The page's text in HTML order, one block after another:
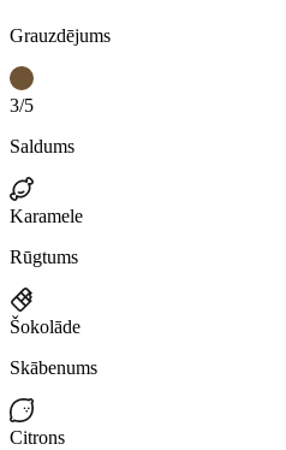
Grauzdējums
3/5
Saldums
Karamele
Rūgtums
Šokolāde
Skābenums
Citrons